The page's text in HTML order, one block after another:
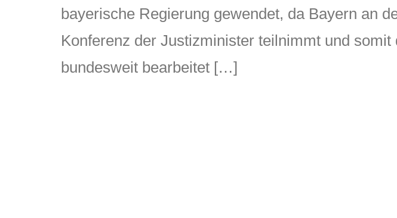
bayerische Regierung gewendet, da Bayern an
Konferenz der Justizminister teilnimmt und somit
bundesweit bearbeitet […]